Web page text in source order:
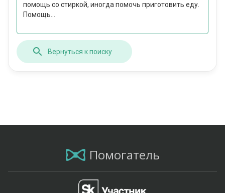
помощь со стиркой, иногда помочь приготовить еду.
Помощь...
Вернуться к поиску
Помогатель